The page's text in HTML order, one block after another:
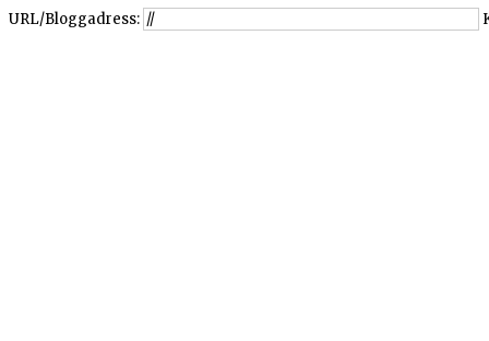
URL/Bloggadress: